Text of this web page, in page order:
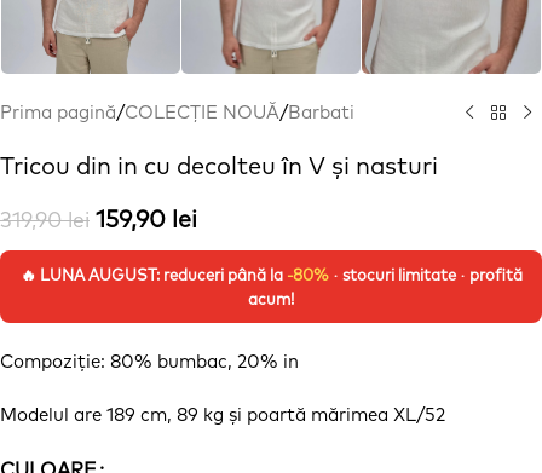
Prima pagină/COLECȚIE NOUĂ/Barbati
Tricou din in cu decolteu în V și nasturi
319,90lei 159,90 lei
🔥 LUNA AUGUST: reduceri până la -80%· stocuri limitate · profită
acum!
Compoziție: 80% bumbac, 20% in
Modelul are 189 cm, 89 kg și poartă mărimea XL/52